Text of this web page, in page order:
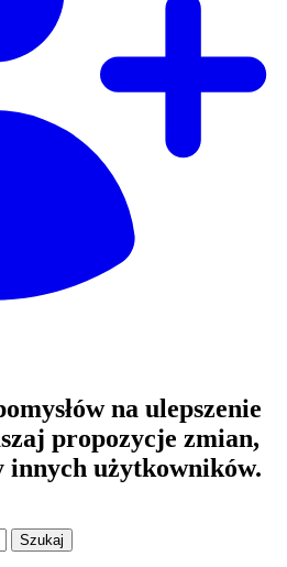
na ulepszenie
propozycje zmian,
innych użytkowników.
Szukaj